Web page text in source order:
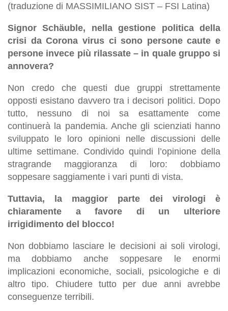
(traduzione di MASSIMILIANO SIST – FSI Latina)
Signor Schäuble, nella gestione politica della
crisi da Corona virus ci sono persone caute e
persone invece più rilassate – in quale gruppo si
annovera?
Non credo che questi due gruppi strettamente
opposti esistano davvero tra i decisori politici. Dopo
tutto, nessuno di noi sa esattamente come
continuerà la pandemia. Anche gli scienziati hanno
sviluppato le loro opinioni nelle discussioni delle
ultime settimane. Condivido quindi l’opinione della
stragrande maggioranza di loro: dobbiamo
soppesare saggiamente i vari punti di vista.
Tuttavia, la maggior parte dei virologi è
chiaramente a favore di un ulteriore
irrigidimento del blocco!
Non dobbiamo lasciare le decisioni ai soli virologi,
ma dobbiamo anche soppesare le enormi
implicazioni economiche, sociali, psicologiche e di
altro tipo. Chiudere tutto per due anni avrebbe
conseguenze terribili.